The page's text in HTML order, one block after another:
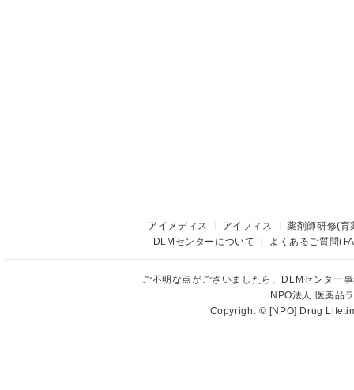
アイメディス アイフィス
薬剤師研修(育
DLMセンターについて
よくあるご質問
ご不明な点がございましたら、DLMセンター
NPO法人 医薬品
Copyright © [NPO] Drug